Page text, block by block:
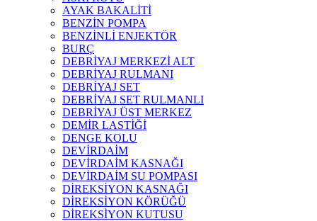
AYAK BAKALİTİ
BENZİN POMPA
BENZİNLİ ENJEKTÖR
BURÇ
DEBRİYAJ MERKEZİ ALT
DEBRİYAJ RULMANI
DEBRİYAJ SET
DEBRİYAJ SET RULMANLI
DEBRİYAJ ÜST MERKEZ
DEMİR LASTİĞİ
DENGE KOLU
DEVİRDAİM
DEVİRDAİM KASNAĞI
DEVİRDAİM SU POMPASI
DİREKSİYON KASNAĞI
DİREKSİYON KÖRÜĞÜ
DİREKSİYON KUTUSU